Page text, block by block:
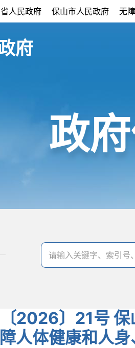
人民政府 保山市人民政府 无
府
政
2026〕21号
人体健康和人